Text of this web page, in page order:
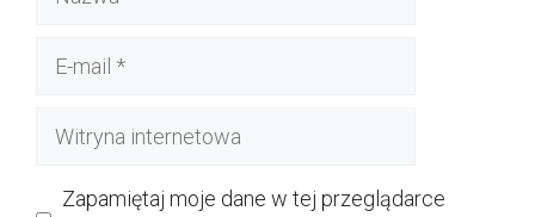
Witryna
Zapamiętaj moje dane w tej przeglądarce